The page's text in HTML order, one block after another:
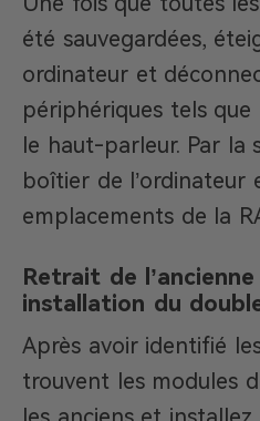
été sauvegardées,
ordinateur et
périphériques tels
le haut-parleur. Par la
boîtier de l’ordinateur
emplacements de la
Retrait de
installation du
Après avoir identifié
trouvent les modules